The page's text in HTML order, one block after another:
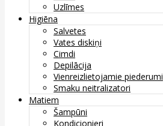
Uzlīmes
Higiēna
Salvetes
Vates diskiņi
Cimdi
Depilācija
Vienreizlietojamie piederumi
Smaku neitralizatori
Matiem
Šampūni
Kondicionieri